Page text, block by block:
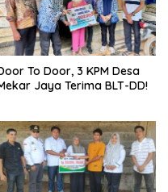
To Door, 3 KPM Desa
Jaya Terima BLT-DD!